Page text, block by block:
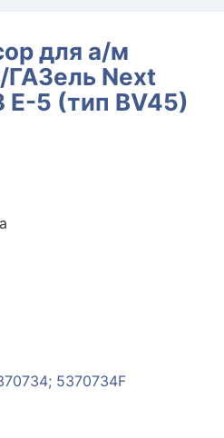
для а/м
Next
E-5 (тип BV45)
5370734F